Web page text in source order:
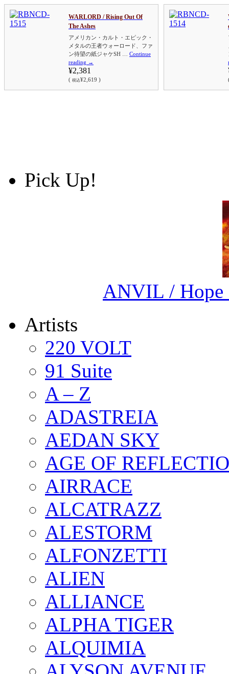
WARLORD / Rising Out Of
The Ashes
アメリカン・カルト・エピック・
メタルの王者ウォーロード、ファ
ン待望の紙ジャケSH … Continue
reading →
¥2,381
( 税込¥2,619 )
Pick Up!
ANVIL / Hope
Artists
220 VOLT
91 Suite
A – Z
ADASTREIA
AEDAN SKY
AGE OF
AIRRACE
ALCATRAZZ
ALESTORM
ALFONZETTI
ALIEN
ALLIANCE
ALPHA TIGER
ALQUIMIA